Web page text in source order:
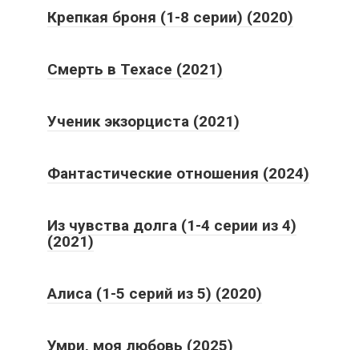
Крепкая броня (1-8 серии) (2020)
Смерть в Техасе (2021)
Ученик экзорциста (2021)
Фантастические отношения (2024)
Из чувства долга (1-4 серии из 4)
(2021)
Алиса (1-5 серий из 5) (2020)
Умри, моя любовь (2025)